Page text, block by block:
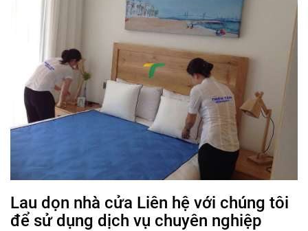
Lau dọn nhà cửa Liên hệ với chúng tôi
để sử dụng dịch vụ chuyên nghiệp